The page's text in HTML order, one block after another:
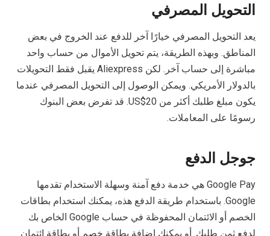
التحويل المصرفي
يعد التحويل المصرفي خيارًا آخر للدفع عند الخروج في بعض
المناطق. وبهذه الطريقة، يتم تحويل الأموال من حساب واحد
مباشرة إلى حساب آخر. لكن Aliexpress يقبل فقط التحويلات
بالدولار الأمريكي. ويمكن الوصول إلى التحويل المصرفي عندما
يكون مبلغ طلبك أكثر من US$20. قد تفرض بعض البنوك
رسومًا على المعاملات.
جوجل الدفع
Google Pay هي خدمة دفع آمنة وسهلة الاستخدام تقدمها
Google. باستخدام طريقة الدفع هذه، يمكنك استخدام بطاقات
الخصم أو الائتمان المحفوظة في حساب Google الخاص بك
لدفع ثمن طلبك. أو يمكنك إضافة بطاقة خصم أو بطاقة ائتمان